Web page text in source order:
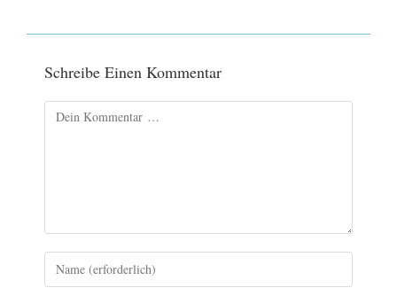
Schreibe Einen Kommentar